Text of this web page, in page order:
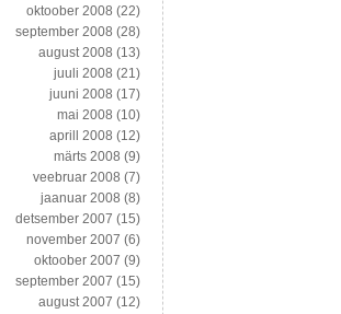
oktoober 2008 (22)
september 2008 (28)
august 2008 (13)
juuli 2008 (21)
juuni 2008 (17)
mai 2008 (10)
aprill 2008 (12)
märts 2008 (9)
veebruar 2008 (7)
jaanuar 2008 (8)
detsember 2007 (15)
november 2007 (6)
oktoober 2007 (9)
september 2007 (15)
august 2007 (12)